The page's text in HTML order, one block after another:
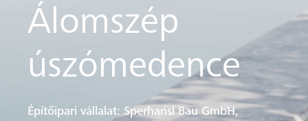
Álomszép
úszómedence
Építőipari vállalat: Sperhansl Bau GmbH,